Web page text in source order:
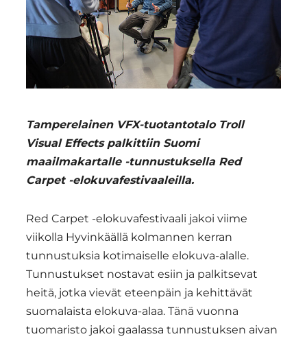
Tamperelainen VFX-tuotantotalo Troll
Visual Effects palkittiin Suomi
maailmakartalle -tunnustuksella Red
Carpet -elokuvafestivaaleilla.
Red Carpet -elokuvafestivaali jakoi viime
viikolla Hyvinkäällä kolmannen kerran
tunnustuksia kotimaiselle elokuva-alalle.
Tunnustukset nostavat esiin ja palkitsevat
heitä, jotka vievät eteenpäin ja kehittävät
suomalaista elokuva-alaa. Tänä vuonna
tuomaristo jakoi gaalassa tunnustuksen aivan